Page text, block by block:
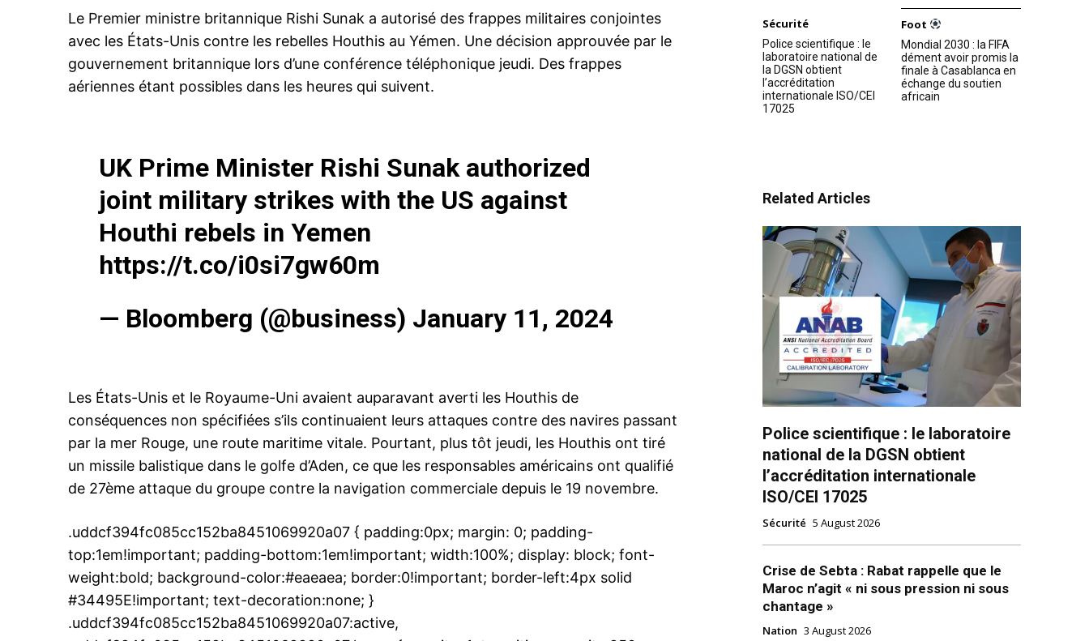
le1.ma
l'intelligence de
l'information
Insight Publications
Nous contacter
Formules d’abonnement
Mon compte
Le Premier ministre britannique Rishi Sunak a autorisé des frappes militaires conjointes
avec les États-Unis contre les rebelles Houthis au Yémen. Une décision approuvée par le
gouvernement britannique lors d’une conférence téléphonique jeudi. Des frappes
aériennes étant possibles dans les heures qui suivent.
UK Prime Minister Rishi Sunak authorized
joint military strikes with the US against
Houthi rebels in Yemen
https://t.co/i0si7gw60m
— Bloomberg (@business) January 11, 2024
Les États-Unis et le Royaume-Uni avaient auparavant averti les Houthis de
conséquences non spécifiées s’ils continuaient leurs attaques contre des navires passant
par la mer Rouge, une route maritime vitale. Pourtant, plus tôt jeudi, les Houthis ont tiré
un missile balistique dans le golfe d’Aden, ce que les responsables américains ont qualifié
de 27ème attaque du groupe contre la navigation commerciale depuis le 19 novembre.
.uddcf394fc085cc152ba8451069920a07 { padding:0px; margin: 0; padding-
top:1em!important; padding-bottom:1em!important; width:100%; display: block; font-
weight:bold; background-color:#eaeaea; border:0!important; border-left:4px solid
#34495E!important; text-decoration:none; }
.uddcf394fc085cc152ba8451069920a07:active,
Sécurité
Police scientifique : le
laboratoire national de
la DGSN obtient
l’accréditation
internationale ISO/CEI
17025
Foot
Mondial 2030 : la FIFA
dément avoir promis la
finale à Casablanca en
échange du soutien
africain
Related Articles
Police scientifique : le laboratoire
national de la DGSN obtient
l’accréditation internationale
ISO/CEI 17025
Sécurité 5 August 2026
Crise de Sebta : Rabat rappelle que le
Maroc n’agit « ni sous pression ni sous
chantage »
Nation 3 August 2026